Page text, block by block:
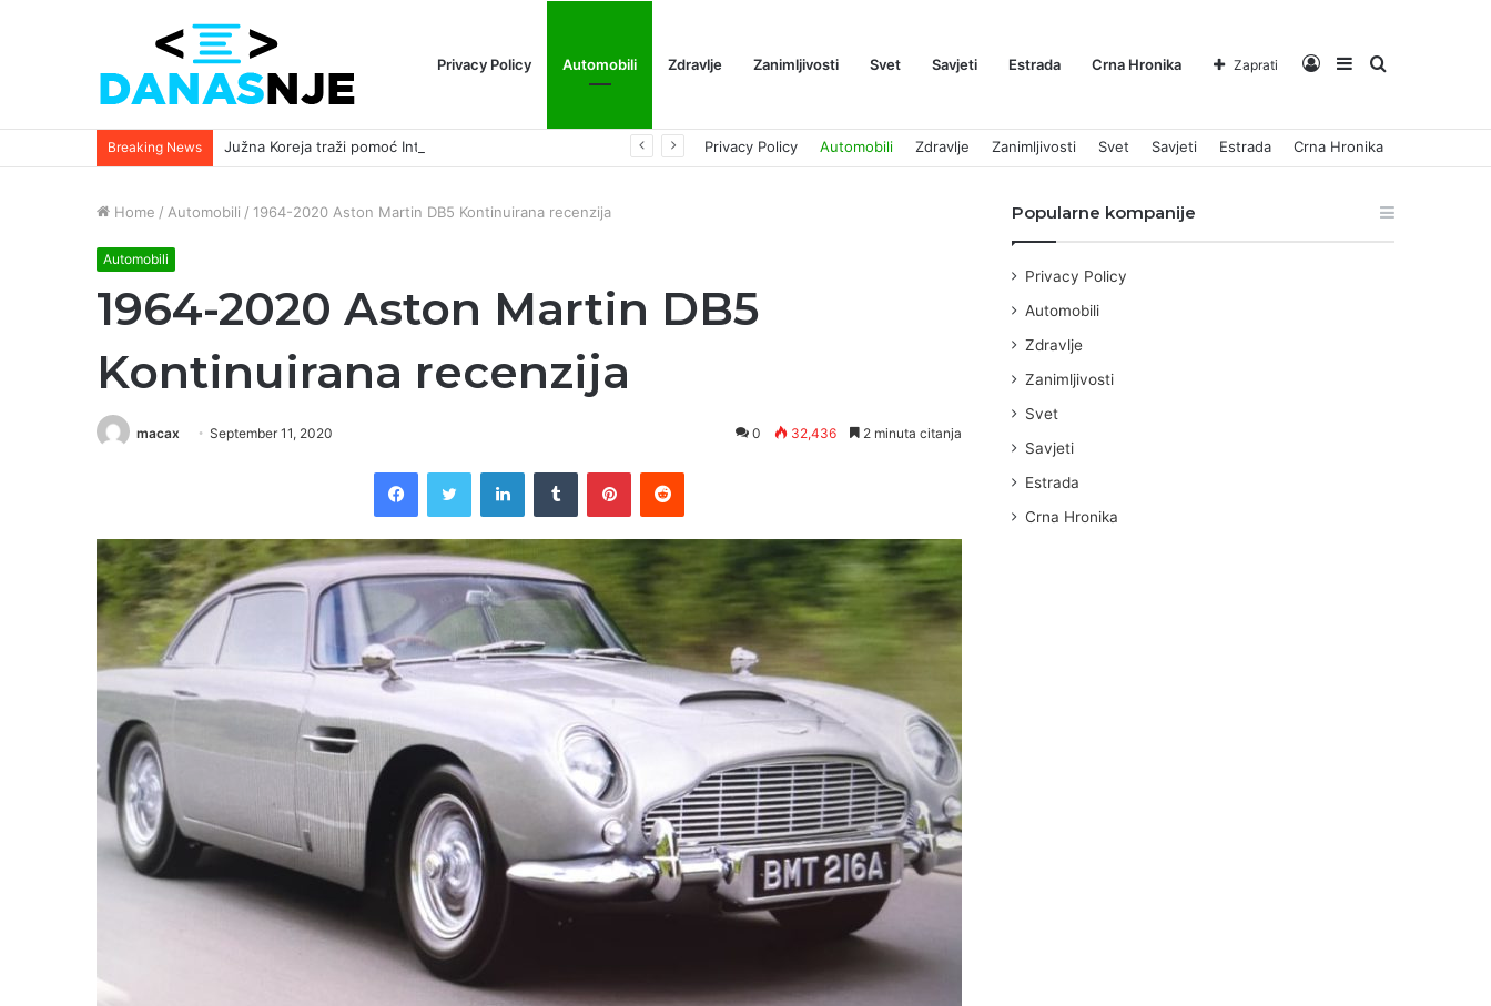
Privacy Policy Automobili Zdravlje Zanimljivosti Svet Savjeti Estrada Crna Hronika Pretraga
Sidebar
Log
Zaprati
Breaking News Privacy Policy Automobili Zdravlje Zanimljivosti Svet Savjeti Estrada Crna Hronika
Home / Automobili / 1964-2020 Aston Martin DB5 Kontinuirana recenzija
Automobili
1964-2020 Aston Martin DB5
Kontinuirana recenzija
macax September 11, 2020 0 32,436 2 minuta citanja
FacebookTwitter LinkedInTumblr PinterestReddit
Popularne kompanije
Privacy Policy
Automobili
Zdravlje
Zanimljivosti
Svet
Savjeti
Estrada
Crna Hronika